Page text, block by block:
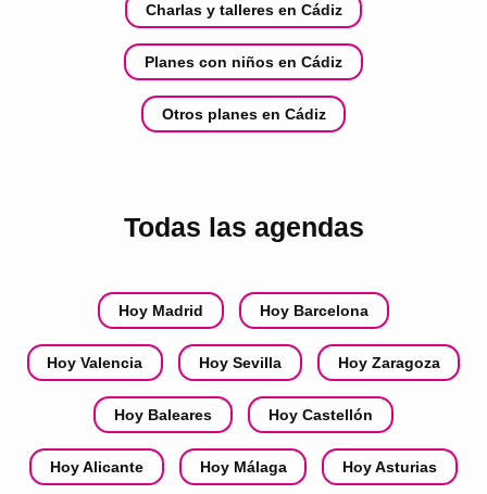
Charlas y talleres en Cádiz
Planes con niños en Cádiz
Otros planes en Cádiz
Todas las agendas
Hoy Madrid Hoy Barcelona
Hoy Valencia Hoy Sevilla Hoy Zaragoza
Hoy Baleares Hoy Castellón
Hoy Alicante Hoy Málaga Hoy Asturias